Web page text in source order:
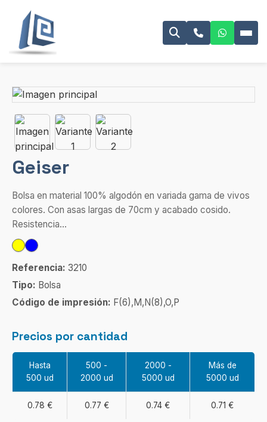
Geiser
Bolsa en material 100% algodón en variada gama de vivos
colores. Con asas largas de 70cm y acabado cosido.
Resistencia...
Referencia: 3210
Tipo: Bolsa
Código de impresión: F(6),M,N(8),O,P
Precios por cantidad
Hasta
500 ud
500 -
2000 ud
2000 -
5000 ud
Más de
5000 ud
0.78 € 0.77 € 0.74 € 0.71 €